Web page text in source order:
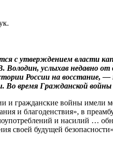
с утверждением власти
услыхав недавно
России на
Во время Гражданской
гражданские войны имели
и благоденствия», в
и насилий …
своей будущей